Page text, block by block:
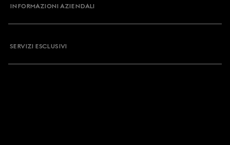
INFORMAZIONI AZIENDALI
SERVIZI ESCLUSIVI